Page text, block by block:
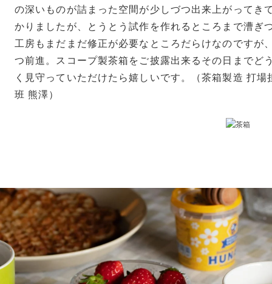
の深いものが詰まった空間が少しづつ出来上がってき
かりましたが、とうとう試作を作れるところまで漕ぎ
工房もまだまだ修正が必要なところだらけなのですが
つ前進。スコープ製茶箱をご披露出来るその日までど
く見守っていただけたら嬉しいです。（茶箱製造 打
班 熊澤）